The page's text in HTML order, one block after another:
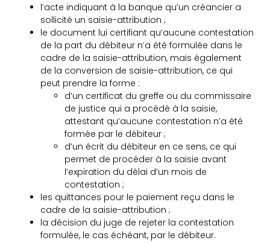
l’acte indiquant à la banque qu’un créancier a
sollicité un saisie-attribution ;
le document lui certifiant qu’aucune contestation
de la part du débiteur n’a été formulée dans le
cadre de la saisie-attribution, mais également
de la conversion de saisie-attribution, ce qui
peut prendre la forme :
d’un certificat du greffe ou du commissaire
de justice qui a procédé à la saisie,
attestant qu’aucune contestation n’a été
formée par le débiteur ;
d’un écrit du débiteur en ce sens, ce qui
permet de procéder à la saisie avant
l’expiration du délai d’un mois de
contestation ;
les quittances pour le paiement reçu dans le
cadre de la saisie-attribution ;
la décision du juge de rejeter la contestation
formulée, le cas échéant, par le débiteur.